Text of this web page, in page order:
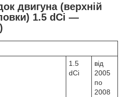
двигуна (верхній
1.5 dCi —
1.5
dCi
від
2005
по
2008